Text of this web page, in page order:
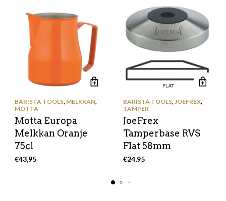
BARISTA TOOLS, MELKKAN,
MOTTA
Motta Europa
Melkkan Oranje
75cl
€43,95
BARISTA TOOLS,JOEFREX,
TAMPER
JoeFrex
Tamperbase RVS
Flat 58mm
€24,95